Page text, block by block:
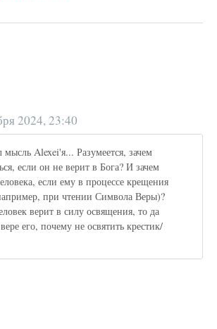
2024, 23:40
мысль Alexei'я... Разумеется, зачем
если он не верит в Бога? И зачем
если ему в процессе крещения
при чтении Символа Веры)?
верит в силу освящения, то да
его, почему не освятить крестик/